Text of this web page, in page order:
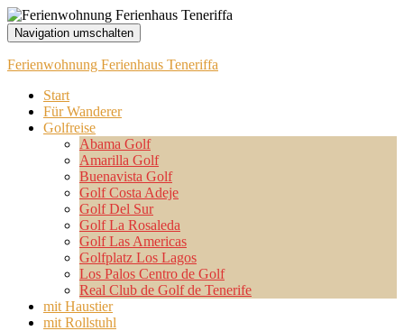
Navigation umschalten
Ferienwohnung Ferienhaus Teneriffa
Start
Für Wanderer
Golfreise
Abama Golf
Amarilla Golf
Buenavista Golf
Golf Costa Adeje
Golf Del Sur
Golf La Rosaleda
Golf Las Americas
Golfplatz Los Lagos
Los Palos Centro de Golf
Real Club de Golf de Tenerife
mit Haustier
mit Rollstuhl